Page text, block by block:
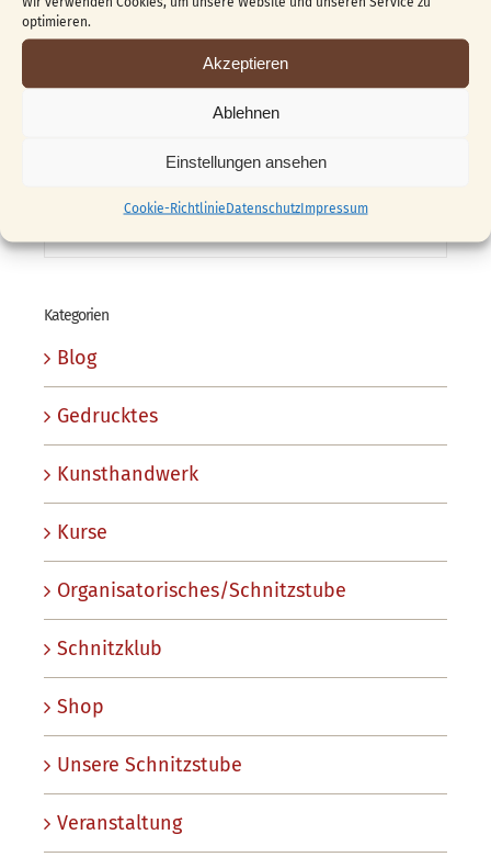
optimieren.
Akzeptieren
Ablehnen
Einstellungen ansehen
Cookie-RichtlinieDatenschutzImpressum
04.06.2026
Das 1. „Golden Girl“
07.11.2009
Kategorien
Blog
Gedrucktes
Kunsthandwerk
Kurse
Organisatorisches/Schnitzstube
Schnitzklub
Shop
Unsere Schnitzstube
Veranstaltung